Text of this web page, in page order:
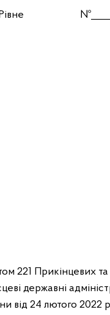
м. Рівне
221 Прикінцевих
державні
від 24 лютого